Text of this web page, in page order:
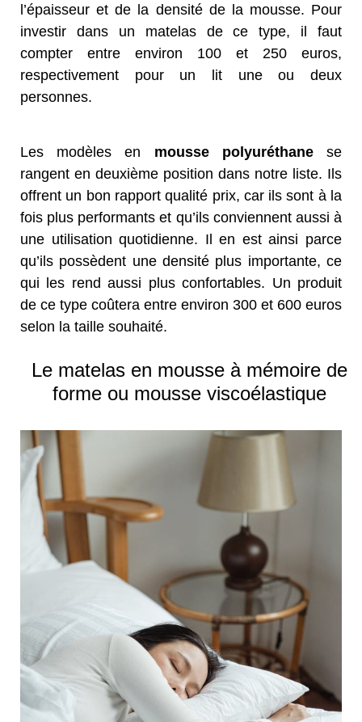
l’épaisseur et de la densité de la mousse. Pour
investir dans un matelas de ce type, il faut
compter entre environ 100 et 250 euros,
respectivement pour un lit une ou deux
personnes.
Les modèles en mousse polyuréthanese
rangent en deuxième position dans notre liste. Ils
offrent un bon rapport qualité prix, car ils sont à la
fois plus performants et qu’ils conviennent aussi à
une utilisation quotidienne. Il en est ainsi parce
qu’ils possèdent une densité plus importante, ce
qui les rend aussi plus confortables. Un produit
de ce type coûtera entre environ 300 et 600 euros
selon la taille souhaité.
Le matelas en mousse à mémoire de
forme ou mousse viscoélastique